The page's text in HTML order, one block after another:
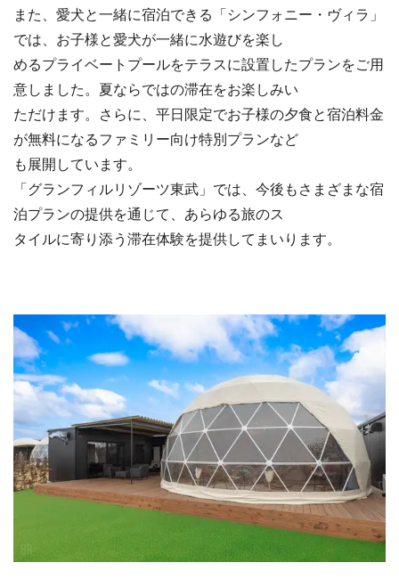
また、愛犬と一緒に宿泊できる「シンフォニー・ヴィラ」
では、お子様と愛犬が一緒に水遊びを楽し
めるプライベートプールをテラスに設置したプランをご用
意しました。夏ならではの滞在をお楽しみい
ただけます。さらに、平日限定でお子様の夕食と宿泊料金
が無料になるファミリー向け特別プランなど
も展開しています。
「グランフィルリゾーツ東武」では、今後もさまざまな宿
泊プランの提供を通じて、あらゆる旅のス
タイルに寄り添う滞在体験を提供してまいります。